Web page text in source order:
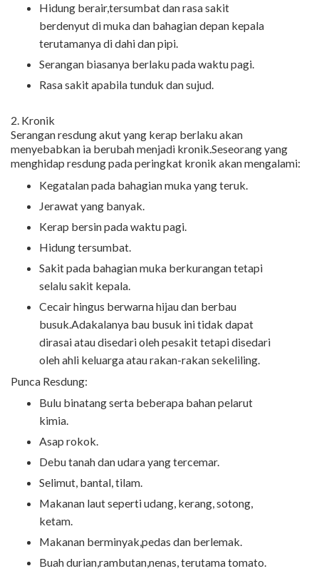
Hidung berair,tersumbat dan rasa sakit
berdenyut di muka dan bahagian depan kepala
terutamanya di dahi dan pipi.
Serangan biasanya berlaku pada waktu pagi.
Rasa sakit apabila tunduk dan sujud.
2. Kronik
Serangan resdung akut yang kerap berlaku akan
menyebabkan ia berubah menjadi kronik.Seseorang yang
menghidap resdung pada peringkat kronik akan mengalami:
Kegatalan pada bahagian muka yang teruk.
Jerawat yang banyak.
Kerap bersin pada waktu pagi.
Hidung tersumbat.
Sakit pada bahagian muka berkurangan tetapi
selalu sakit kepala.
Cecair hingus berwarna hijau dan berbau
busuk.Adakalanya bau busuk ini tidak dapat
dirasai atau disedari oleh pesakit tetapi disedari
oleh ahli keluarga atau rakan-rakan sekeliling.
Punca Resdung:
Bulu binatang serta beberapa bahan pelarut
kimia.
Asap rokok.
Debu tanah dan udara yang tercemar.
Selimut, bantal, tilam.
Makanan laut seperti udang, kerang, sotong,
ketam.
Makanan berminyak,pedas dan berlemak.
Buah durian,rambutan,nenas, terutama tomato.